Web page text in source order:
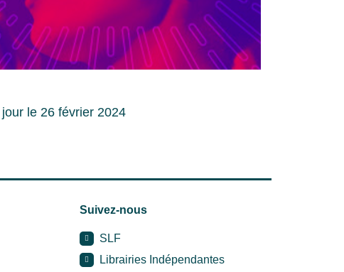
le 26 février 2024
Suivez-nous
SLF
Librairies Indépendantes